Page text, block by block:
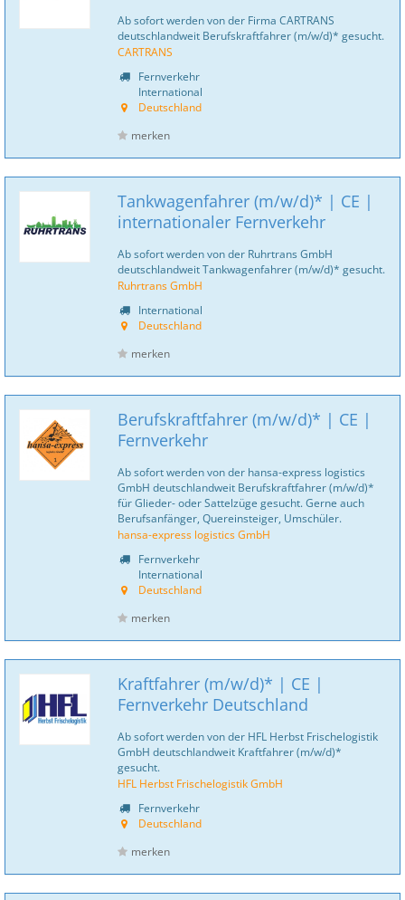
Ab sofort werden von der Firma CARTRANS
deutschlandweit Berufskraftfahrer (m/w/d)* gesucht.
CARTRANS
Fernverkehr
International
Deutschland
merken
Tankwagenfahrer (m/w/d)* | CE |
internationaler Fernverkehr
Ab sofort werden von der Ruhrtrans GmbH
deutschlandweit Tankwagenfahrer (m/w/d)* gesucht.
Ruhrtrans GmbH
International
Deutschland
merken
Berufskraftfahrer (m/w/d)* | CE |
Fernverkehr
Ab sofort werden von der hansa-express logistics
GmbH deutschlandweit Berufskraftfahrer (m/w/d)*
für Glieder- oder Sattelzüge gesucht. Gerne auch
Berufsanfänger, Quereinsteiger, Umschüler.
hansa-express logistics GmbH
Fernverkehr
International
Deutschland
merken
Kraftfahrer (m/w/d)* | CE |
Fernverkehr Deutschland
Ab sofort werden von der HFL Herbst Frischelogistik
GmbH deutschlandweit Kraftfahrer (m/w/d)*
gesucht.
HFL Herbst Frischelogistik GmbH
Fernverkehr
Deutschland
merken